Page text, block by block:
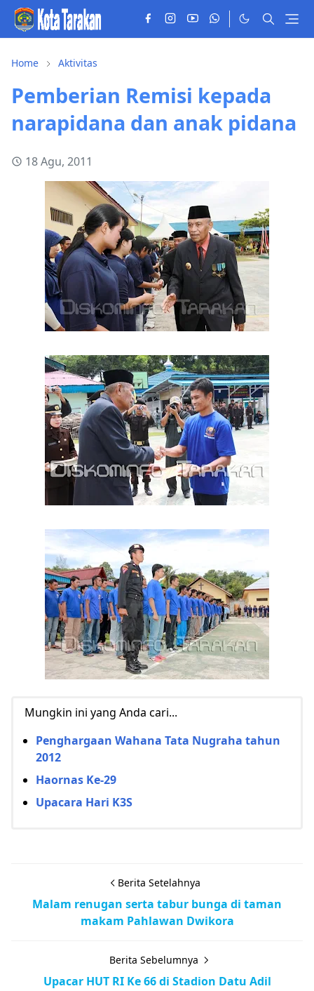
Home Aktivitas
Pemberian Remisi kepada
narapidana dan anak pidana
18 Agu, 2011
Mungkin ini yang Anda cari...
Penghargaan Wahana Tata Nugraha tahun
2012
Haornas Ke-29
Upacara Hari K3S
Berita Setelahnya
Malam renugan serta tabur bunga di taman
makam Pahlawan Dwikora
Berita Sebelumnya
Upacar HUT RI Ke 66 di Stadion Datu Adil